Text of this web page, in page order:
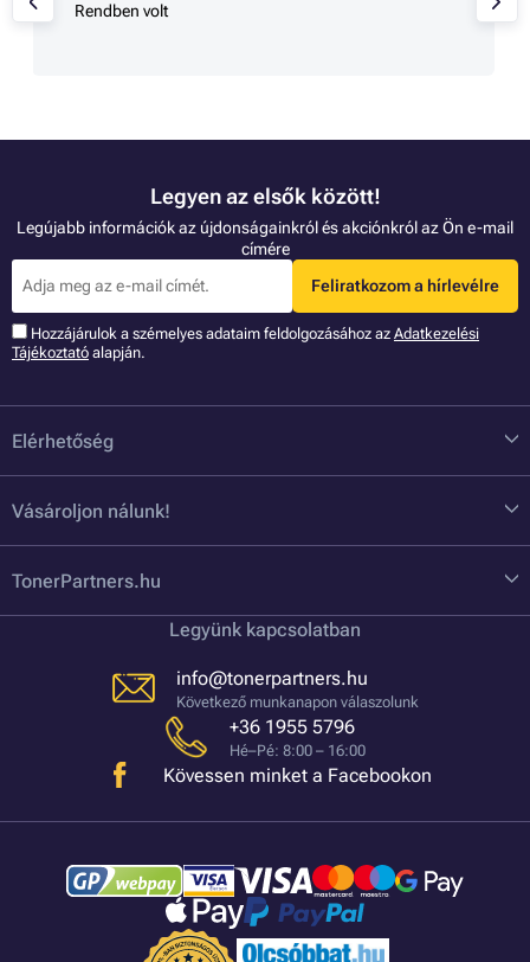
Rendben volt
Legyen az elsők között!
Legújabb információk az újdonságainkról és akciónkról az Ön e-mail
címére
Feliratkozom a hírlevélre
Hozzájárulok a szémelyes adataim feldolgozásához az Adatkezelési
Tájékoztató alapján.
Elérhetőség
Vásároljon nálunk!
TonerPartners.hu
Legyünk kapcsolatban
info@tonerpartners.hu
Következő munkanapon válaszolunk
+36 1955 5796
Hé–Pé: 8:00 – 16:00
Kövessen minket a Facebookon